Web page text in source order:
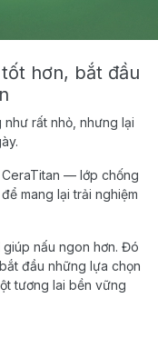
hơn, bắt đầu
rất nhỏ, nhưng lại
— lớp chống
mang lại trải nghiệm
nấu ngon hơn. Đó
đầu những lựa chọn
tương lai bền vững